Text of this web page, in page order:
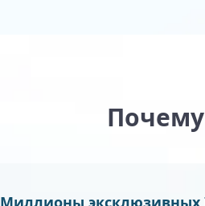
Миллионы эксклюзивных